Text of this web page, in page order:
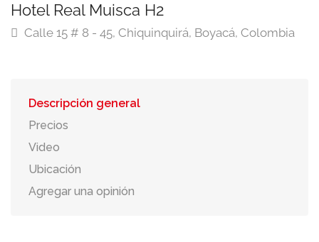
Hotel Real Muisca H2
Calle 15 # 8 - 45, Chiquinquirá, Boyacá, Colombia
Descripción general
Precios
Video
Ubicación
Agregar una opinión